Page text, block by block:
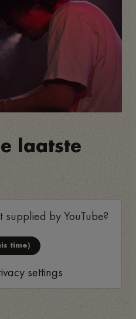
laatste
supplied byYouTube?
time)
settings